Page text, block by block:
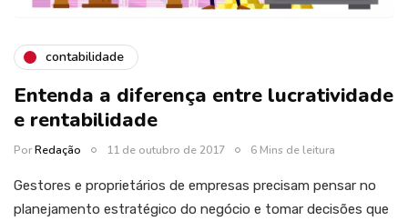
contabilidade
Entenda a diferença entre lucratividade
e rentabilidade
PorRedação 11 de outubro de 2017 6 Mins de leitura
Gestores e proprietários de empresas precisam pensar no
planejamento estratégico do negócio e tomar decisões que